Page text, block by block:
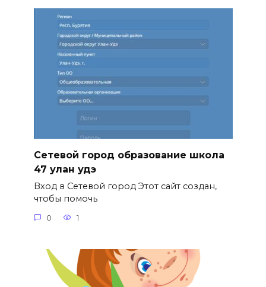
Сетевой город образование школа
47 улан удэ
Вход в Сетевой город Этот сайт создан,
чтобы помочь
0 1